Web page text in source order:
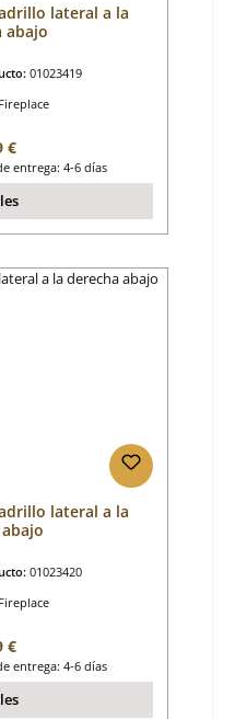
lateral a la
abajo
01023419
Fireplace
normal:
€
entrega: 4-6 días
lateral a la
01023420
Fireplace
normal:
€
entrega: 4-6 días